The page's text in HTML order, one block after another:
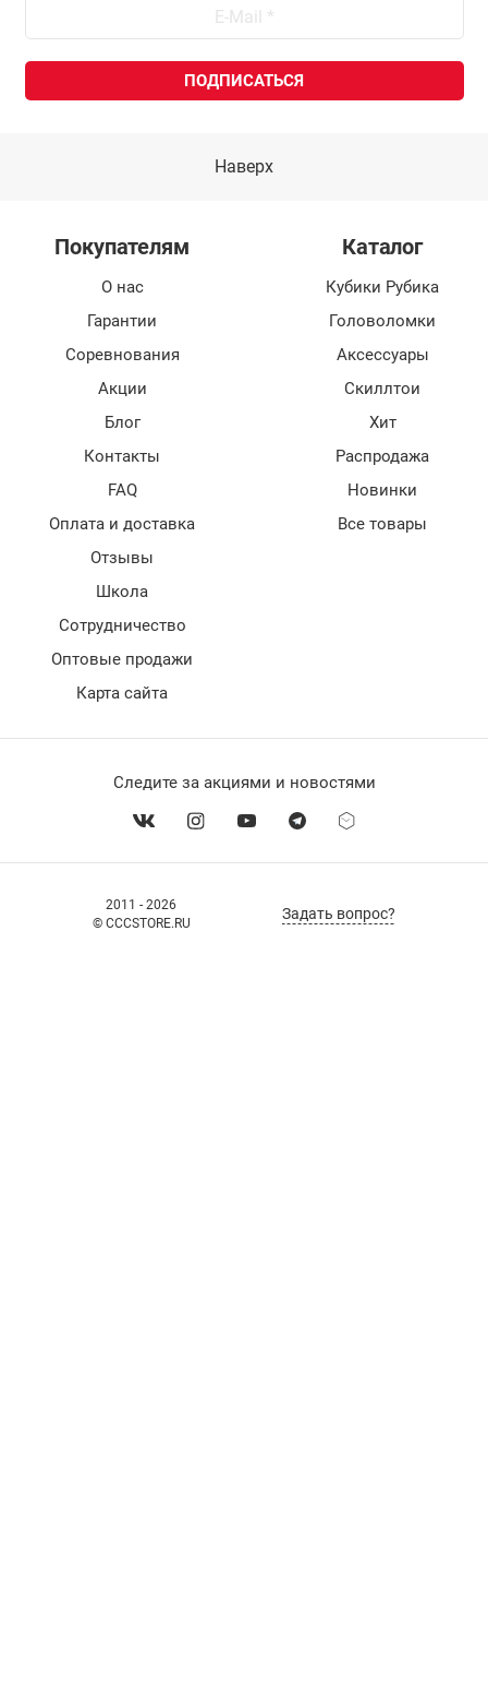
Наверх
2011 - 2026
© CCCSTORE.RU
Задать вопрос?
Покупателям
О нас
Гарантии
Соревнования
Акции
Блог
Контакты
FAQ
Оплата и доставка
Отзывы
Школа
Сотрудничество
Оптовые продажи
Карта сайта
Каталог
Кубики Рубика
Головоломки
Аксессуары
Скиллтои
Хит
Распродажа
Новинки
Все товары
Следите за акциями и новостями